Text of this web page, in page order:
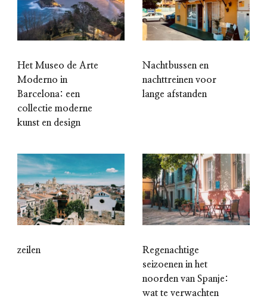
Het Museo de Arte
Moderno in
Barcelona: een
collectie moderne
kunst en design
Nachtbussen en
nachttreinen voor
lange afstanden
zeilen
Regenachtige
seizoenen in het
noorden van Spanje:
wat te verwachten